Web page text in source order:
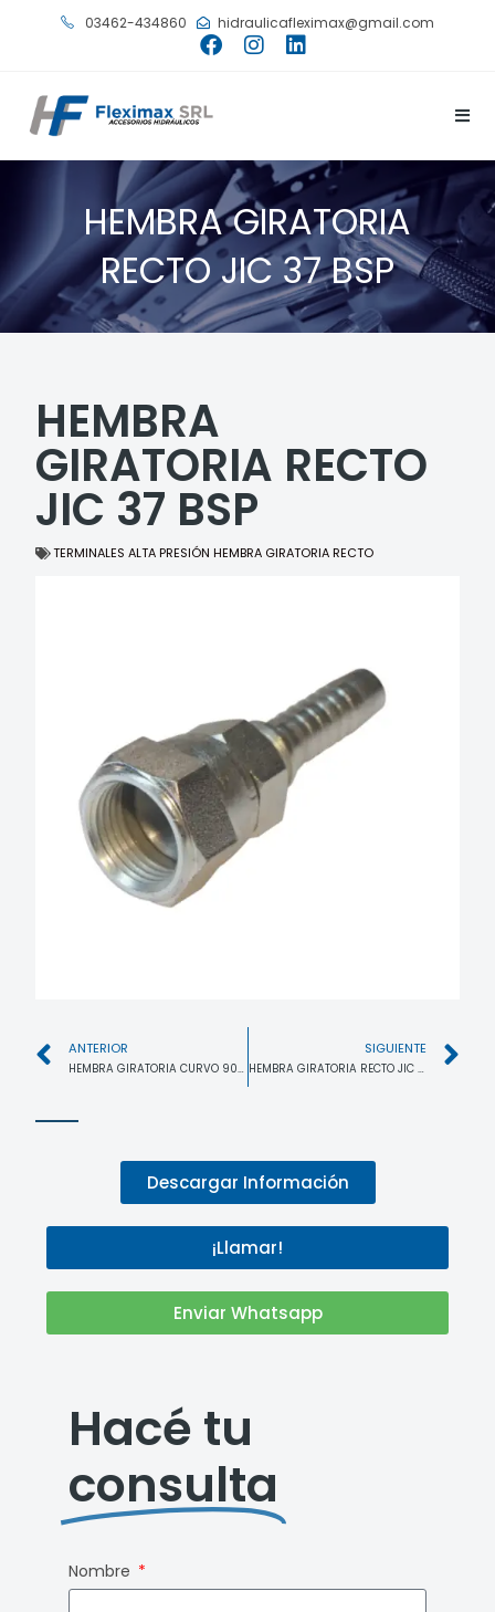
03462-434860 hidraulicafleximax@gmail.com
HEMBRA GIRATORIA
RECTO JIC 37 BSP
HEMBRA
GIRATORIA RECTO
JIC 37 BSP
TERMINALES ALTA PRESIÓN HEMBRA GIRATORIA RECTO
ANTERIOR
HEMBRA GIRATORIA CURVO 90 MM VIROLA
SIGUIENTE
HEMBRA GIRATORIA RECTO JIC 37 UNF
Descargar Información
¡Llamar!
Enviar Whatsapp
Hacé tu
consulta
Nombre